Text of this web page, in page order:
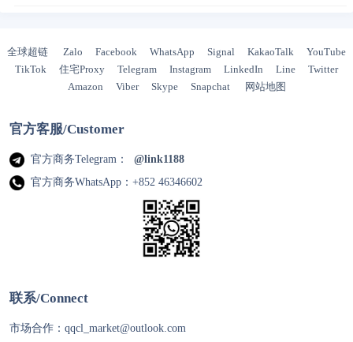
全球超链 Zalo Facebook WhatsApp Signal KakaoTalk
YouTube
TikTok
住宅Proxy Telegram Instagram LinkedIn Line
Twitter
Amazon
Viber Skype Snapchat 网站地图
官方客服/Customer
官方商务Telegram：
@link1188
官方商务WhatsApp：+852 46346602
联系/Connect
市场合作： qqcl_market@outlook.com